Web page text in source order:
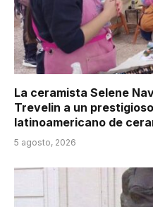
La ceramista Selene
Trevelin a un
latinoamericano de
5 agosto, 2026